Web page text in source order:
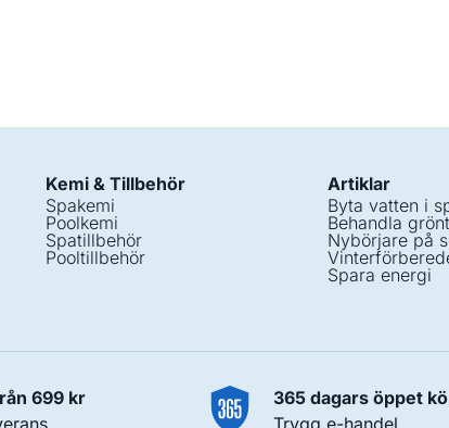
Kemi & Tillbehör
Spakemi
Poolkemi
Spatillbehör
Pooltillbehör
Artiklar
Byta vatten i
Behandla
Nybörjare på
Spara energi
699 kr
365 dagars öppet